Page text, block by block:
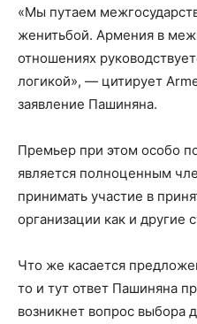
«Мы путаем
женитьбой. Армения в
отношениях
логикой», — цитирует
заявление Пашиняна.
Премьер при этом особо
является полноценным
принимать участие в
организации как и
Что же касается
то и тут ответ Пашиняна
возникнет вопрос